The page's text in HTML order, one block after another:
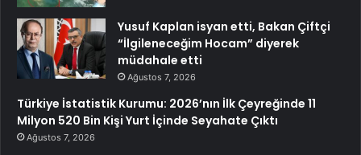
Yusuf Kaplan isyan etti, Bakan Çiftçi
“İlgileneceğim Hocam” diyerek
müdahale etti
Ağustos 7, 2026
Türkiye İstatistik Kurumu: 2026’nın İlk Çeyreğinde 11
Milyon 520 Bin Kişi Yurt İçinde Seyahate Çıktı
Ağustos 7, 2026